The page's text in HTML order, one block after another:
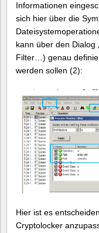
Informationen
sich hier über die
kann über den Dialog
Filter…) genau
werden sollen (2):
Hier ist es
Cryptolocker